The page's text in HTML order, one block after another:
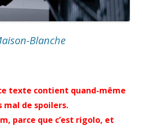
Blanche
texte contient quand-même
mal de spoilers.
parce que c’est rigolo, et